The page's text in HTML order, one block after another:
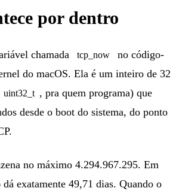
por dentro
chamada tcp_now
no código-
do macOS. Ela é um inteiro de 32
uint32_t , pra quem programa) que
desde o boot do sistema, do ponto
no máximo 4.294.967.295. Em
exatamente 49,71 dias. Quando o